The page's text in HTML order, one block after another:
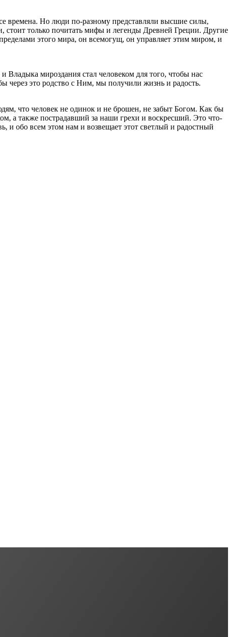
времена. Но люди по-разному представляли высшие силы,
стоит только почитать мифы и легенды Древней Греции. Другие
этого мира, он всемогущ, он управляет этим миром, и
Владыка мироздания стал человеком для того, чтобы нас
это родство с Ним, мы получили жизнь и радость.
что человек не одинок и не брошен, не забыт Богом. Как бы
а также пострадавший за наши грехи и воскресший. Это что-
и обо всем этом нам и возвещает этот светлый и радостный